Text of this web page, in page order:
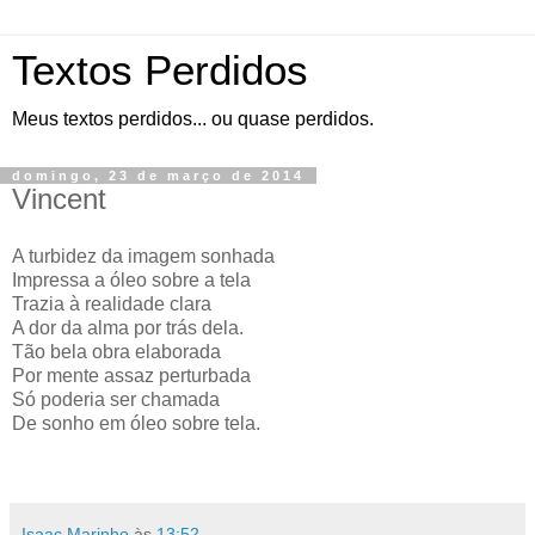
Textos Perdidos
Meus textos perdidos... ou quase perdidos.
domingo, 23 de março de 2014
Vincent
A turbidez da imagem sonhada
Impressa a óleo sobre a tela
Trazia à realidade clara
A dor da alma por trás dela.
Tão bela obra elaborada
Por mente assaz perturbada
Só poderia ser chamada
De sonho em óleo sobre tela.